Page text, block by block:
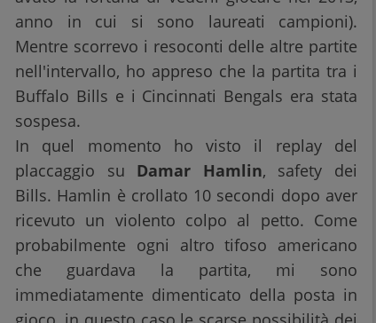
anno in cui si sono laureati campioni).
Mentre scorrevo i resoconti delle altre partite
nell'intervallo, ho appreso che la partita tra i
Buffalo Bills e i Cincinnati Bengals era stata
sospesa.
In quel momento ho visto il replay del
placcaggio su Damar Hamlin, safety dei
Bills. Hamlin è crollato 10 secondi dopo aver
ricevuto un violento colpo al petto. Come
probabilmente ogni altro tifoso americano
che guardava la partita, mi sono
immediatamente dimenticato della posta in